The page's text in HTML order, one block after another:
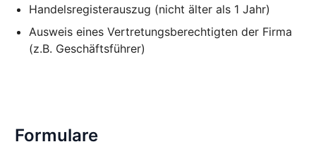
Handelsregisterauszug (nicht älter als 1 Jahr)
Ausweis eines Vertretungsberechtigten der Firma
(z.B. Geschäftsführer)
Formulare